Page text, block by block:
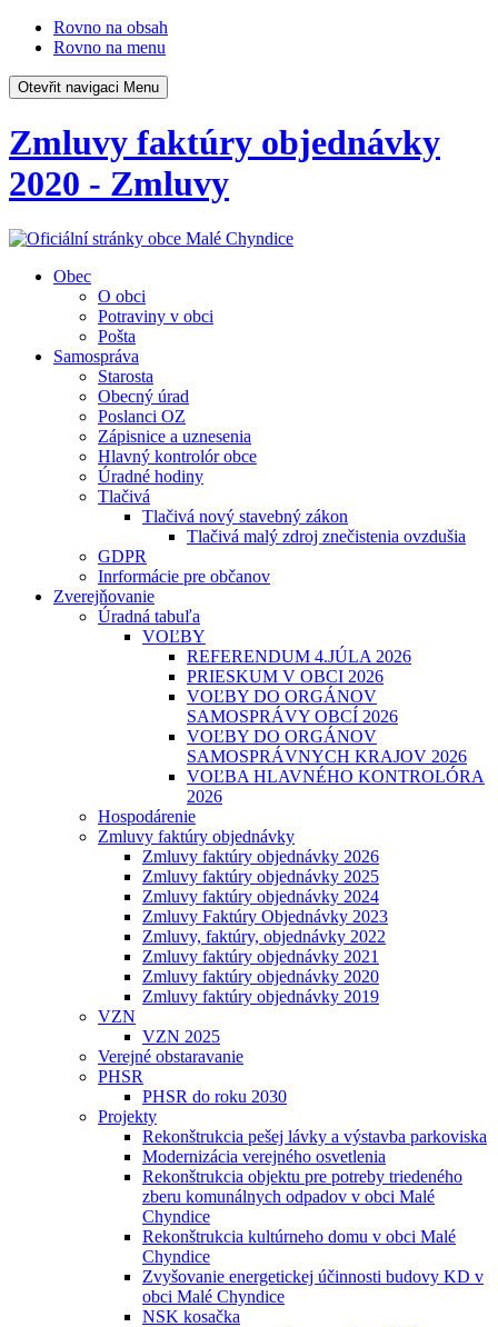
Rovno na obsah
Rovno na menu
Otevřit navigaci Menu
Zmluvy faktúry objednávky
2020 - Zmluvy
Obec
O obci
Potraviny v obci
Pošta
Samospráva
Starosta
Obecný úrad
Poslanci OZ
Zápisnice a uznesenia
Hlavný kontrolór obce
Úradné hodiny
Tlačivá
Tlačivá nový stavebný zákon
Tlačivá malý zdroj znečistenia ovzdušia
GDPR
Inrformácie pre občanov
Zverejňovanie
Úradná tabuľa
VOĽBY
REFERENDUM 4.JÚLA 2026
PRIESKUM V OBCI 2026
VOĽBY DO ORGÁNOV
SAMOSPRÁVY OBCÍ 2026
VOĽBY DO ORGÁNOV
SAMOSPRÁVNYCH KRAJOV 2026
VOĽBA HLAVNÉHO KONTROLÓRA
2026
Hospodárenie
Zmluvy faktúry objednávky
Zmluvy faktúry objednávky 2026
Zmluvy faktúry objednávky 2025
Zmluvy faktúry objednávky 2024
Zmluvy Faktúry Objednávky 2023
Zmluvy, faktúry, objednávky 2022
Zmluvy faktúry objednávky 2021
Zmluvy faktúry objednávky 2020
Zmluvy faktúry objednávky 2019
VZN
VZN 2025
Verejné obstaravanie
PHSR
PHSR do roku 2030
Projekty
Rekonštrukcia pešej lávky a výstavba parkoviska
Modernizácia verejného osvetlenia
Rekonštrukcia objektu pre potreby triedeného
zberu komunálnych odpadov v obci Malé
Chyndice
Rekonštrukcia kultúrneho domu v obci Malé
Chyndice
Zvyšovanie energetickej účinnosti budovy KD v
obci Malé Chyndice
NSK kosačka